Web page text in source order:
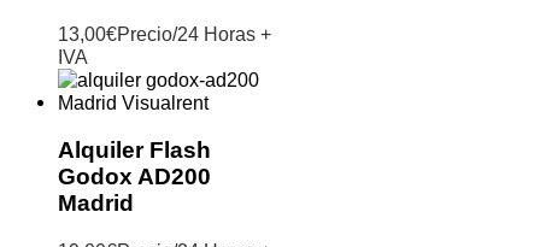
13,00€Precio/24 Horas +
IVA
Alquiler Flash
Godox AD200
Madrid